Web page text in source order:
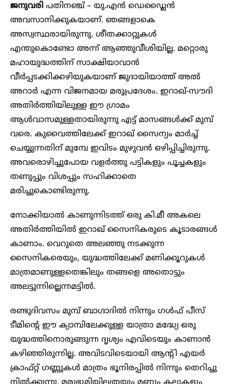
ജനുവരി പതിനഞ്ച് – യു.എൻ ഡെഡ്ലൈൻ
അവസാനിക്കുകയാണ്. ഞങ്ങളാകെ
അസ്വസ്ഥരായിരുന്നു. ശീതക്കാറ്റുകൾ
എന്തുകൊണ്ടോ അന്ന് ആഞ്ഞുവീശിയില്ല. മറ്റൊരു
മഹായുദ്ധത്തിന് സാക്ഷിയാവാൻ
വീർപ്പടക്കിക്കഴിയുകയാണ് ജുദായിയാത്ത് അൽ
അറാർ എന്ന വിജനമായ മരുപ്രദേശം. ഇറാഖ്-സൗദി
അതിർത്തിയിലുള്ള ഈ ഗ്രാമം
ആൾവാസമുള്ളതായിരുന്നു എട്ട് മാസങ്ങൾക്ക് മുമ്പ്
വരെ. കുവൈത്തിലേക്ക് ഇറാഖ് സൈന്യം മാർച്ച്
ചെയ്യുന്നതിന് മുമ്പേ ഇവിടം മുഴുവൻ ഒഴിപ്പിച്ചിരുന്നു.
അവരൊഴിച്ചുപോയ വളർത്തു പട്ടികളും പൂച്ചകളും
തണുപ്പും വിശപ്പും സഹിക്കാതെ
മരിച്ചുകൊണ്ടിരുന്നു.
നോക്കിയാൽ കാണുന്നിടത്ത് ഒരു കി.മീ അകലെ
അതിർത്തിയിൽ ഇറാഖ് സൈനികരുടെ കൂടാരങ്ങൾ
കാണാം. വെറുതെ അലഞ്ഞു നടക്കുന്ന
സൈനികരെയും, യുദ്ധത്തിലേക്ക് മണിക്കൂറുകൾ
മാത്രമാണുള്ളതെങ്കിലും തങ്ങളെ അതൊട്ടും
അലട്ടുന്നില്ലെന്നമട്ടിൽ.
രണ്ടുദിവസം മുമ്പ് ബാഗ്ദാദിൽ നിന്നും ഗൾഫ് പീസ്
ടീമിന്റെ ഈ ക്യാമ്പിലേക്കുള്ള യാത്രാ മദ്ധ്യേ ഒരു
യുദ്ധത്തിനൊരുങ്ങുന്ന ദൃശ്യം എവിടെയും കാണാൻ
കഴിഞ്ഞിരുന്നില്ല. അവിടവിടെയായി ആന്റി എയർ
ക്രാഫ്റ്റ് ഗണ്ണുകൾ മാത്രം ഭൂനിരപ്പിൽ നിന്നും തെറിച്ചു